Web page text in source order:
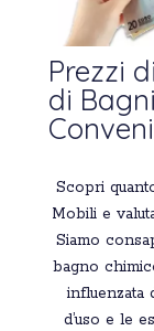
Prezzi
di
Scopri
Mobili e
Siamo
bagno
influenzata
d’uso e le